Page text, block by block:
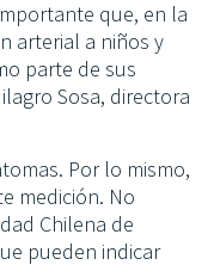
que, en la
arterial a niños y
parte de sus
Sosa, directora
Por lo mismo,
medición. No
Chilena de
pueden indicar